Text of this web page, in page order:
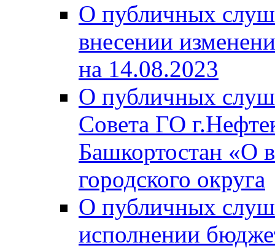
О публичных
внесении
на 14.08.2023
О публичных
Совета ГО
Башкортостан «О
городского округа
О публичных
исполнении